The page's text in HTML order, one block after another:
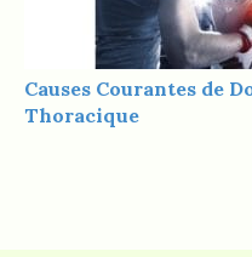
Causes Courantes de
Thoracique